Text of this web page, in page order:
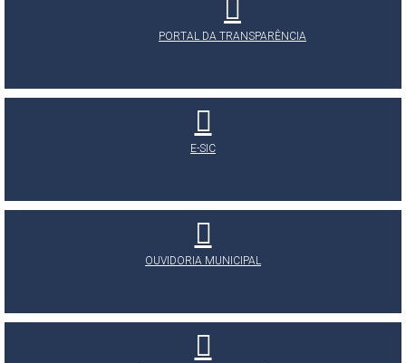
PORTAL DA TRANSPARÊNCIA
E-SIC
OUVIDORIA MUNICIPAL